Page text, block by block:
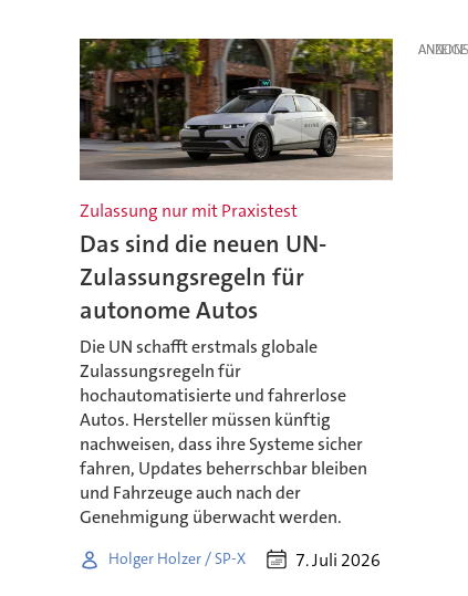
Zulassung nur mit Praxistest
Das sind die neuen UN-
Zulassungsregeln für
autonome Autos
Die UN schafft erstmals globale
Zulassungsregeln für
hochautomatisierte und fahrerlose
Autos. Hersteller müssen künftig
nachweisen, dass ihre Systeme sicher
fahren, Updates beherrschbar bleiben
und Fahrzeuge auch nach der
Genehmigung überwacht werden.
Holger Holzer / SP-X 7. Juli 2026
ANZEIGE